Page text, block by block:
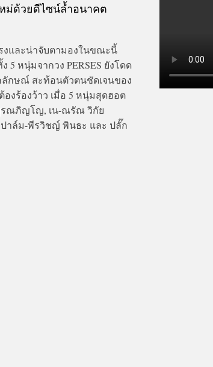
ม่ด้วยดีไซน์ล้ำอนาคต
งและน่าจับตามองในขณะนี้
5 หนุ่มจากวง PERSES ยังโดด
ลักษณ์ สะท้อนตัวตนชัดเจนของ
องร้องว้าว เมื่อ 5 หนุ่มสุดฮอต
บูรณภิญโญ, เน-ณรัณ วิกัย
าล์ม-พีรวิชญ์ พินธะ และ ปลั๊ก